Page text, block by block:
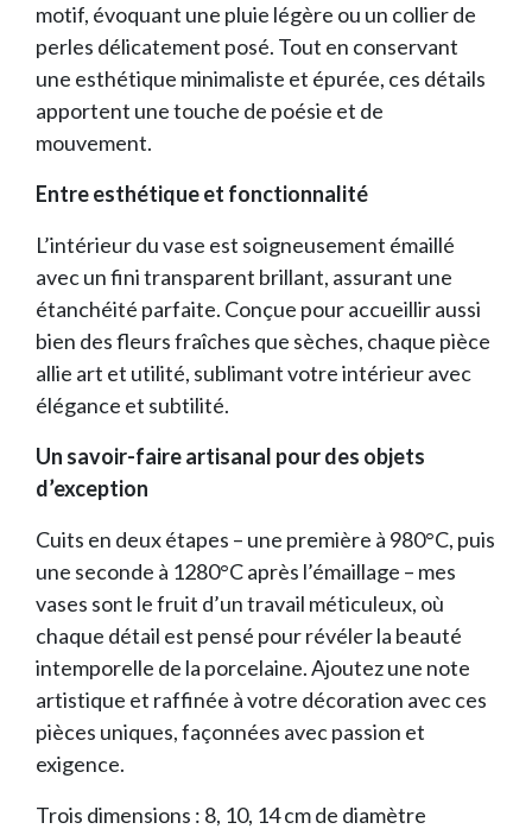
motif, évoquant une pluie légère ou un collier de
perles délicatement posé. Tout en conservant
une esthétique minimaliste et épurée, ces détails
apportent une touche de poésie et de
mouvement.
Entre esthétique et fonctionnalité
L’intérieur du vase est soigneusement émaillé
avec un fini transparent brillant, assurant une
étanchéité parfaite. Conçue pour accueillir aussi
bien des fleurs fraîches que sèches, chaque pièce
allie art et utilité, sublimant votre intérieur avec
élégance et subtilité.
Un savoir-faire artisanal pour des objets
d’exception
Cuits en deux étapes – une première à 980°C, puis
une seconde à 1280°C après l’émaillage – mes
vases sont le fruit d’un travail méticuleux, où
chaque détail est pensé pour révéler la beauté
intemporelle de la porcelaine. Ajoutez une note
artistique et raffinée à votre décoration avec ces
pièces uniques, façonnées avec passion et
exigence.
Trois dimensions : 8, 10, 14 cm de diamètre